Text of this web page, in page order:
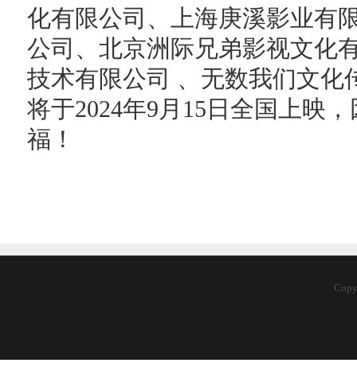
化有限公司、上海庚溪影业有
公司、北京洲际兄弟影视文化
技术有限公司 、无数我们文化
将于2024年9月15日全国上映
福！